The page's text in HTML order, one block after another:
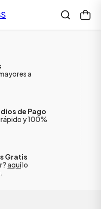
a
de Pago
y 100%
Gratis
aquílo